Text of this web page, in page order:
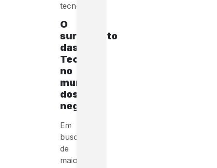
tecnologias.
O
surgimento
das
Techs
no
mundo
dos
negócios
Em
busca
de
maior